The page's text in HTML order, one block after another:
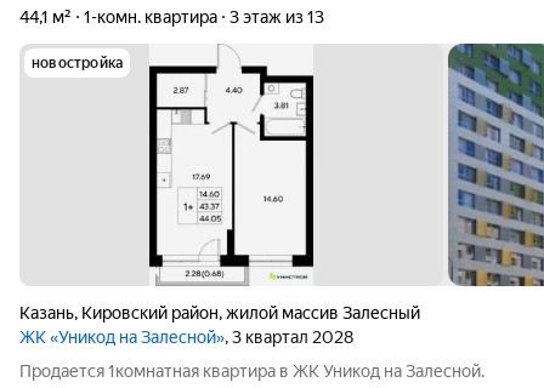
44,1 м²
1-комн. квартира 3 этаж из 13
новостройка
Казань, Кировский район,жилой массив Залесный
ЖК «Уникод на Залесной», 3 квартал 2028
Продается 1комнатная квартира в ЖК Уникод на Залесной.